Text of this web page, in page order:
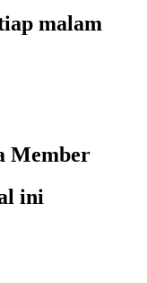
malam
Member
ini